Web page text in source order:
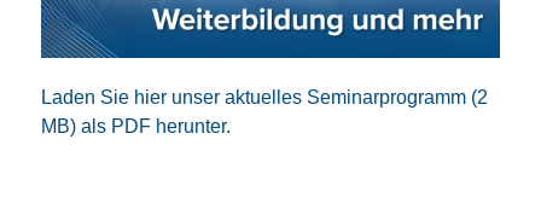
Laden Sie hier unser aktuelles Seminarprogramm (2
MB) als PDF herunter.